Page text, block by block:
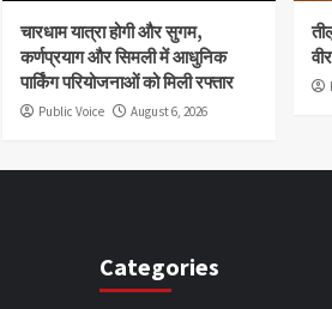
चारधाम यात्रा होगी और सुगम,
कर्णप्रयाग और सिमली में आधुनिक
पार्किंग परियोजनाओं को मिली रफ्तार
Public Voice August 6, 2026
Categories